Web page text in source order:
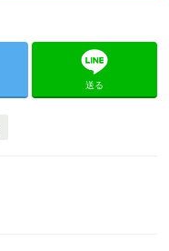
送る